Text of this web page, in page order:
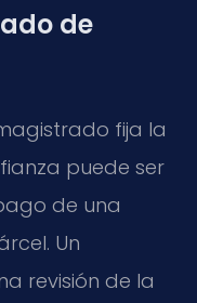
de
fija la
puede ser
de una
Un
revisión de la